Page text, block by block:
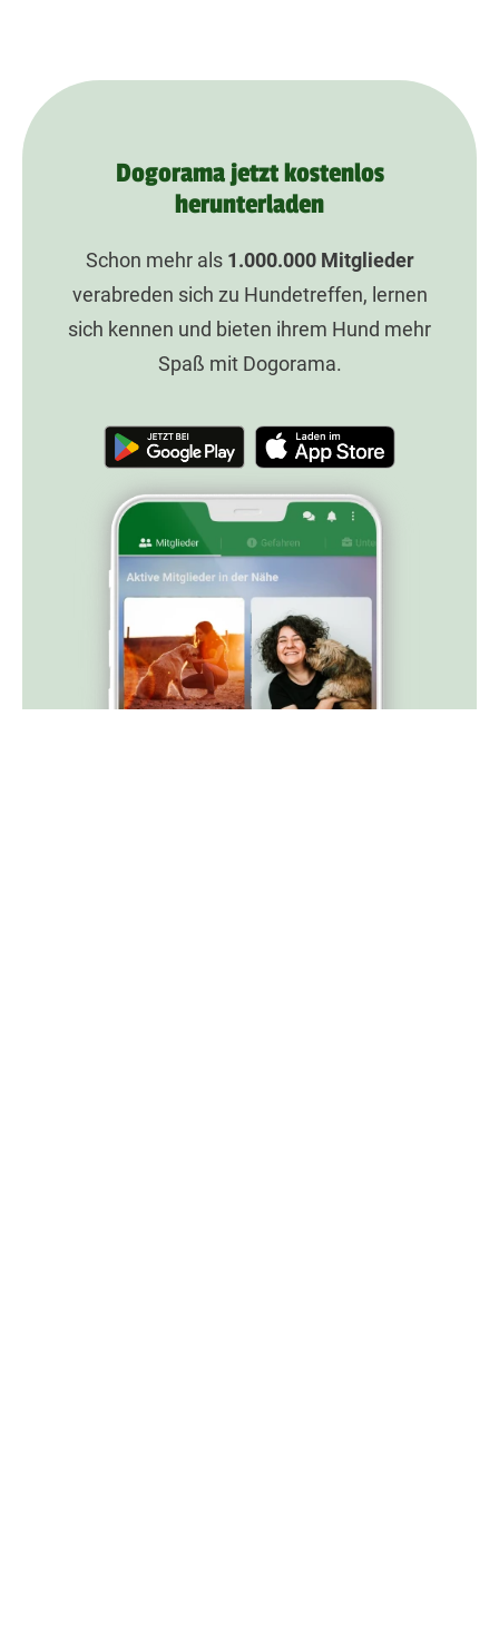
Dogorama jetzt kostenlos
herunterladen
Schon mehr als 1.000.000Mitglieder
verabreden sich zu Hundetreffen, lernen
sich kennen und bieten ihrem Hund mehr
Spaß mit Dogorama.